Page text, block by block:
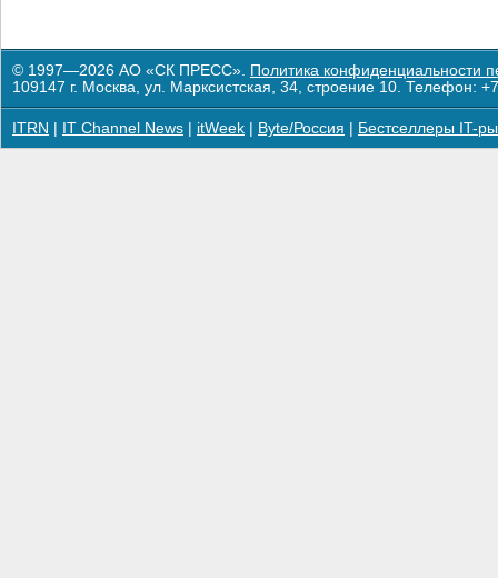
© 1997—2026 АО «СК ПРЕСС». Политика конфиденциальности
109147 г. Москва, ул. Марксистская, 34, строение 10. Телефон:
ITRN IT Channel News itWeek Byte/Россия Бестселлеры IT-